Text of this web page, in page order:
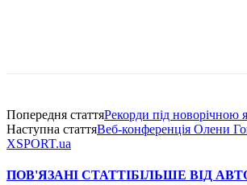
Попередня статтяРекорди під новорічною
Наступна статтяВеб-конференція Олени
XSPORT.ua
ПОВ'ЯЗАНІ СТАТТІБІЛЬШЕ ВІД